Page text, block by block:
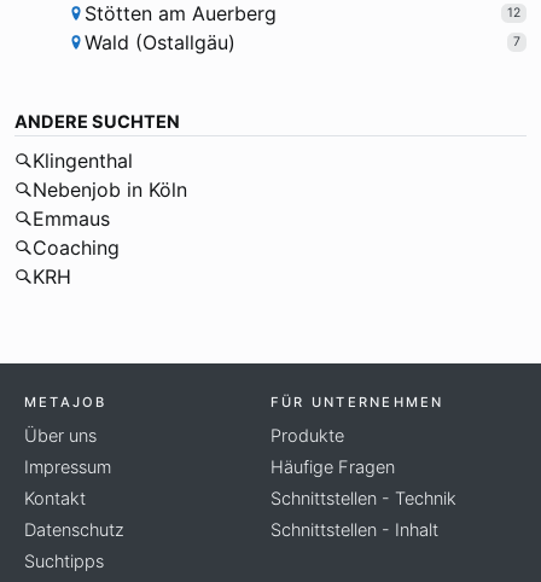
Stötten am Auerberg 12
Wald (Ostallgäu) 7
ANDERE SUCHTEN
Klingenthal
Nebenjob in Köln
Emmaus
Coaching
KRH
METAJOB
Über uns
Impressum
Kontakt
Datenschutz
Suchtipps
FÜR UNTERNEHMEN
Produkte
Häufige Fragen
Schnittstellen - Technik
Schnittstellen - Inhalt